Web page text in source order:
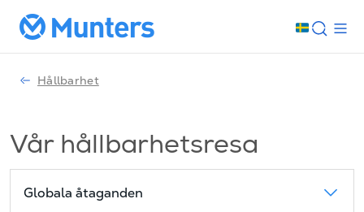
Hållbarhet
Vår hållbarhetsresa
Globala åtaganden